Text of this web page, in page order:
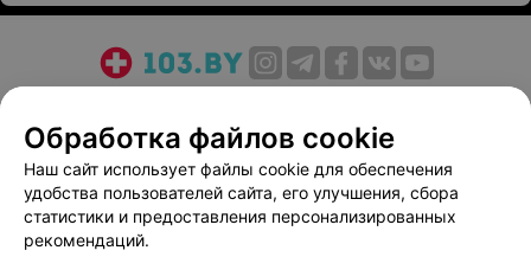
Медицинский маркетинг
Публичный договор
Пользовательское соглашение
Способы оплаты
Вакансии
Партнеры
Написать руководителю 103.by
Обработка файлов cookie
Наш сайт использует файлы cookie для обеспечения
удобства пользователей сайта, его улучшения, сбора
статистики и предоставления персонализированных
рекомендаций.